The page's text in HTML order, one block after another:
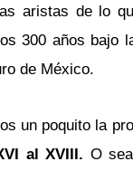
aristas de lo
300 años bajo
de México.
un poquito la
al XVIII. O